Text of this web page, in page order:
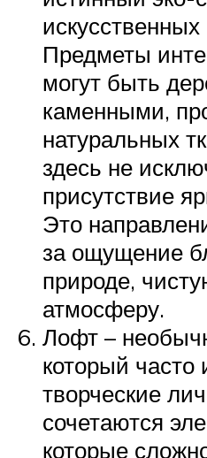
Предметы
могут быть
каменными,
натуральных
здесь не
присутствие
Это
за ощущение
природе,
атмосферу.
Лофт –
который часто
творческие
сочетаются
которые